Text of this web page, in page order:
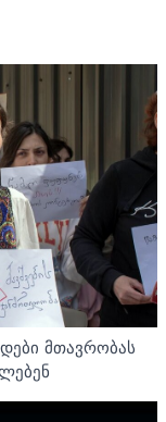
მთავრობას